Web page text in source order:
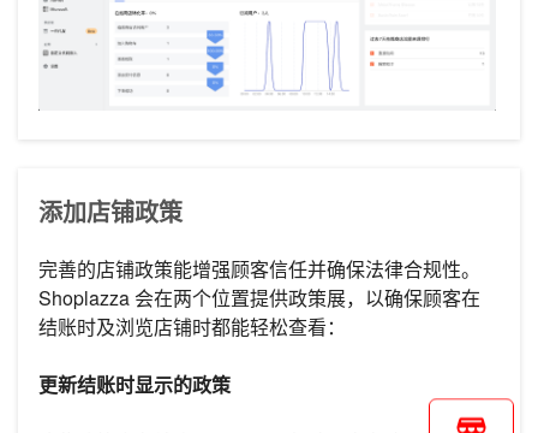
添加店铺政策
完善的店铺政策能增强顾客信任并确保法律合规性。
Shoplazza 会在两个位置提供政策展，以确保顾客在
结账时及浏览店铺时都能轻松查看：
更新结账时显示的政策